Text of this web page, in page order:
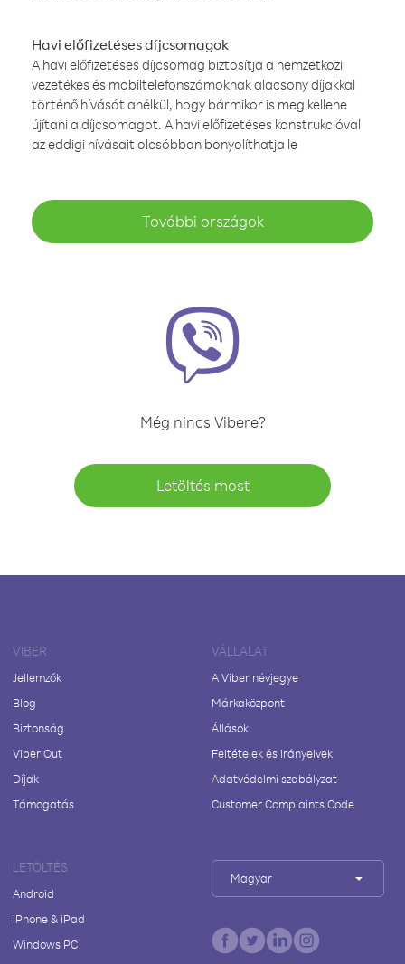
Havi előfizetéses díjcsomagok
A havi előfizetéses díjcsomag biztosítja a nemzetközi
vezetékes és mobiltelefonszámoknak alacsony díjakkal
történő hívását anélkül, hogy bármikor is meg kellene
újítani a díjcsomagot. A havi előfizetéses konstrukcióval
az eddigi hívásait olcsóbban bonyolíthatja le
További országok
Még nincs Vibere?
Letöltés most
VIBER
Jellemzők
Blog
Biztonság
Viber Out
Díjak
Támogatás
VÁLLALAT
A Viber névjegye
Márkaközpont
Állások
Feltételek és irányelvek
Adatvédelmi szabályzat
Customer Complaints Code
LETÖLTÉS
Android
iPhone & iPad
Windows PC
Magyar